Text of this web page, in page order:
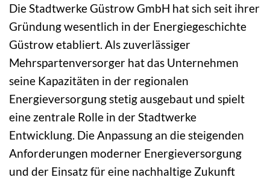
Die Stadtwerke Güstrow GmbH hat sich seit ihrer
Gründung wesentlich in der Energiegeschichte
Güstrow etabliert. Als zuverlässiger
Mehrspartenversorger hat das Unternehmen
seine Kapazitäten in der regionalen
Energieversorgung stetig ausgebaut und spielt
eine zentrale Rolle in der Stadtwerke
Entwicklung. Die Anpassung an die steigenden
Anforderungen moderner Energieversorgung
und der Einsatz für eine nachhaltige Zukunft